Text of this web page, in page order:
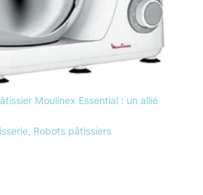
Moulinex Essential : un allié
Robots pâtissiers